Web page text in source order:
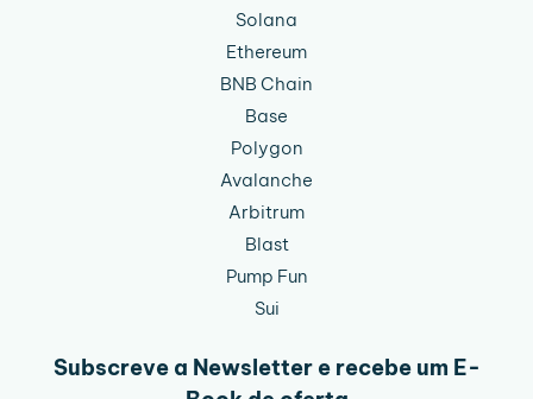
Solana
Ethereum
BNB Chain
Base
Polygon
Avalanche
Arbitrum
Blast
Pump Fun
Sui
Subscreve a Newsletter e recebe um E-